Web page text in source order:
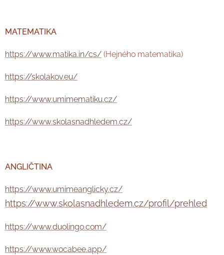
MATEMATIKA
https://www.matika.in/cs/ (Hejného matematika)
https://skolakov.eu/
https://www.umimematiku.cz/
https://www.skolasnadhledem.cz/
ANGLIČTINA
https://www.umimeanglicky.cz/
https://www.skolasnadhledem.cz/profil/prehled
https://www.duolingo.com/
https://www.wocabee.app/